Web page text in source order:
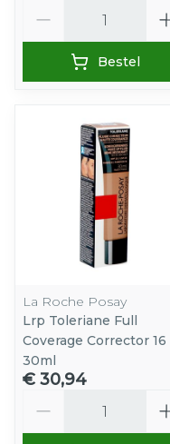
Bestel
La Roche Posay
Lrp Toleriane Full
Coverage Corrector 16
30ml
€ 30,94